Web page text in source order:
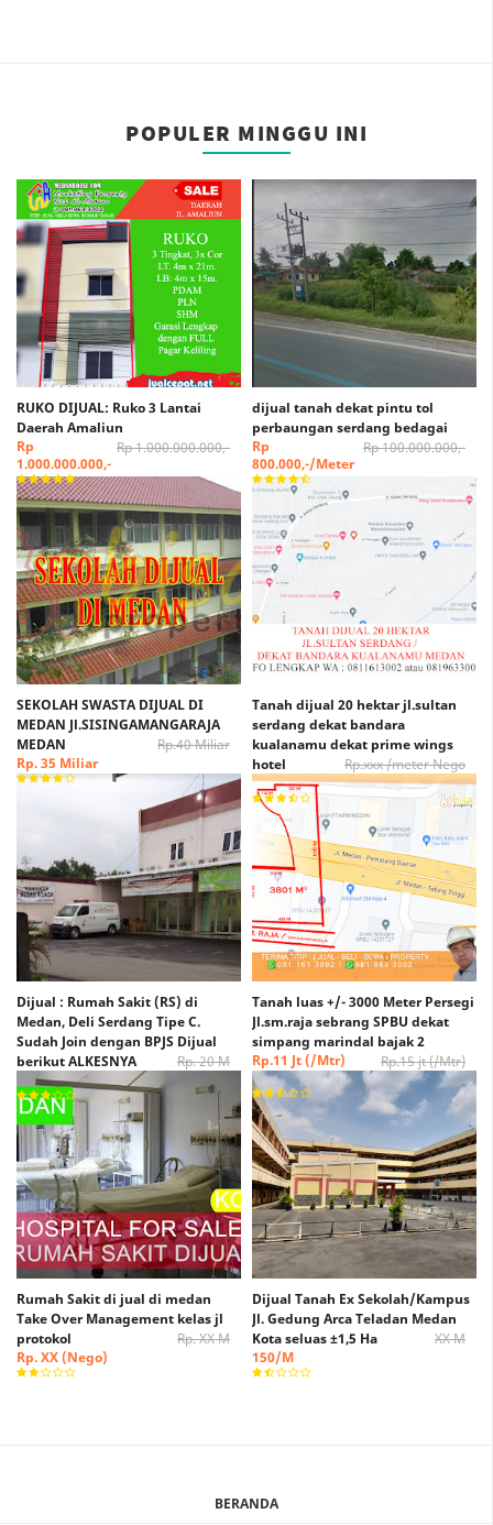
POPULER MINGGU INI
RUKO DIJUAL: Ruko 3 Lantai
Daerah Amaliun
Rp 1.000.000.000,-
Rp
1.000.000.000,-
dijual tanah dekat pintu tol
perbaungan serdang bedagai
Rp 100.000.000,-
Rp
800.000,-/Meter
SEKOLAH SWASTA DIJUAL DI
MEDAN Jl.SISINGAMANGARAJA
MEDAN
Rp.40 Miliar
Rp. 35 Miliar
Tanah dijual 20 hektar jl.sultan
serdang dekat bandara
kualanamu dekat prime wings
hotel
Rp.xxx /meter Nego
Rp. xxx /Meter Nego
Dijual : Rumah Sakit (RS) di
Medan, Deli Serdang Tipe C.
Sudah Join dengan BPJS Dijual
berikut ALKESNYA
Rp. 20 M
Rp. 15 M (Nego)
Tanah luas +/- 3000 Meter Persegi
Jl.sm.raja sebrang SPBU dekat
simpang marindal bajak 2
Rp.15 jt (/Mtr)
Rp.11 Jt (/Mtr)
(Nego)
Rumah Sakit di jual di medan
Take Over Management kelas jl
protokol
Rp. XX M
Rp. XX (Nego)
Dijual Tanah Ex Sekolah/Kampus
Jl. Gedung Arca Teladan Medan
Kota seluas ±1,5 Ha
XX M
150/M
BERANDA